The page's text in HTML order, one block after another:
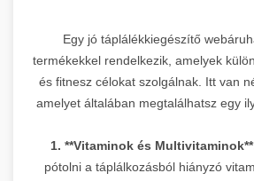
Egy jó táplálékkiegészítő
termékekkel rendelkezik, amelyek
és fitnesz célokat szolgálnak. Itt van
amelyet általában megtalálhatsz egy
1. **Vitaminok és
pótolni a táplálkozásból hiányzó